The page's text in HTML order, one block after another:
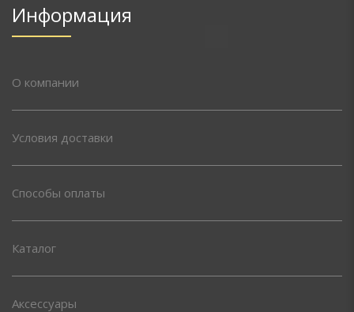
Информация
О компании
Условия доставки
Способы оплаты
Каталог
Аксессуары